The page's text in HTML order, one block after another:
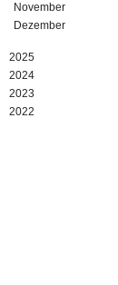
November
Dezember
2025
2024
2023
2022